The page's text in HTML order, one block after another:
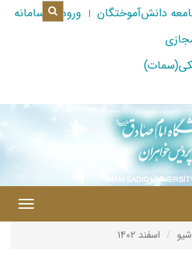
دانش‌آموختگان
ورود به سامانه
اسفند ۱۴۰۲